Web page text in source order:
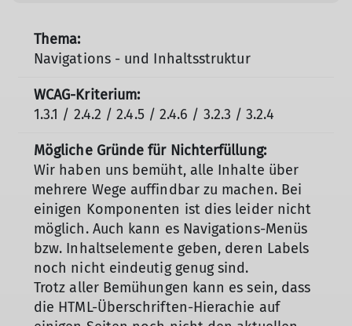
Navigations - und Inhaltsstruktur
1.3.1 / 2.4.2 / 2.4.5 / 2.4.6 / 3.2.3 / 3.2.4
Wir haben uns bemüht, alle Inhalte über
mehrere Wege auffindbar zu machen. Bei
einigen Komponenten ist dies leider nicht
möglich. Auch kann es Navigations-Menüs
bzw. Inhaltselemente geben, deren Labels
noch nicht eindeutig genug sind.
Trotz aller Bemühungen kann es sein, dass
die HTML-Überschriften-Hierachie auf